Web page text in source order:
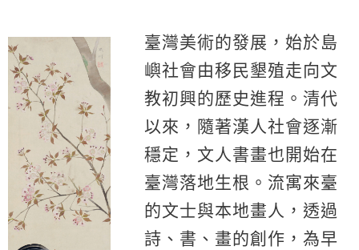
臺灣美術的發展，始於島
嶼社會由移民墾殖走向文
教初興的歷史進程。清代
以來，隨著漢人社會逐漸
穩定，文人書畫也開始在
臺灣落地生根。流寓來臺
的文士與本地畫人，透過
詩、書、畫的創作，為早